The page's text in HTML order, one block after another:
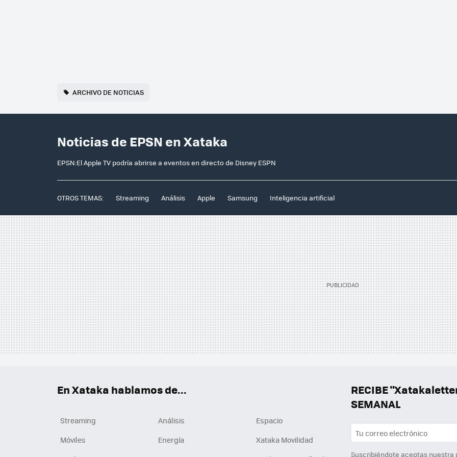
ARCHIVO DE NOTICIAS
Noticias de EPSN en Xataka
EPSN:El Apple TV podría abrirse a eventos en directo de Disney ESPN
OTROS TEMAS: Streaming Análisis Apple Samsung Inteligencia artificial
RECIBE
SEMANAL
Suscribiéndote aceptas nuestra
En Xataka hablamos de...
Streaming Análisis
Espacio
Móviles
Energía
Xataka Movilidad